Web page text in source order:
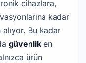
cihazlara,
kadar
Bu kadar
güvenlik en
ürün